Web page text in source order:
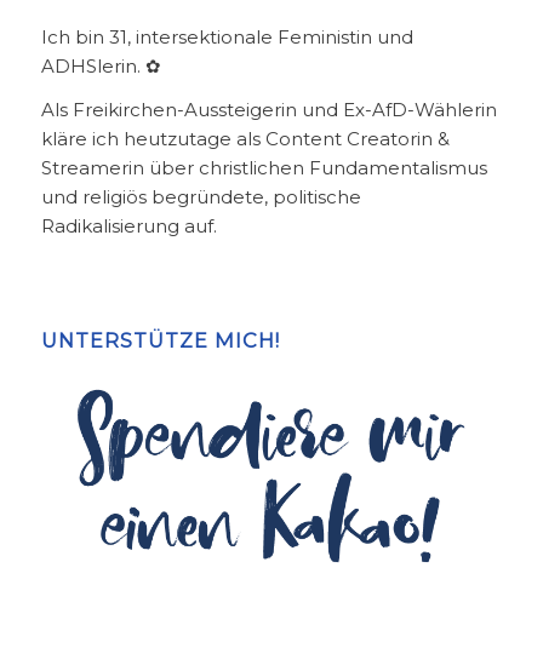
Ich bin 31, intersektionale Feministin und
ADHSlerin. ✿
Als Freikirchen-Aussteigerin und Ex-AfD-Wählerin
kläre ich heutzutage als Content Creatorin &
Streamerin über christlichen Fundamentalismus
und religiös begründete, politische
Radikalisierung auf.
UNTERSTÜTZE MICH!